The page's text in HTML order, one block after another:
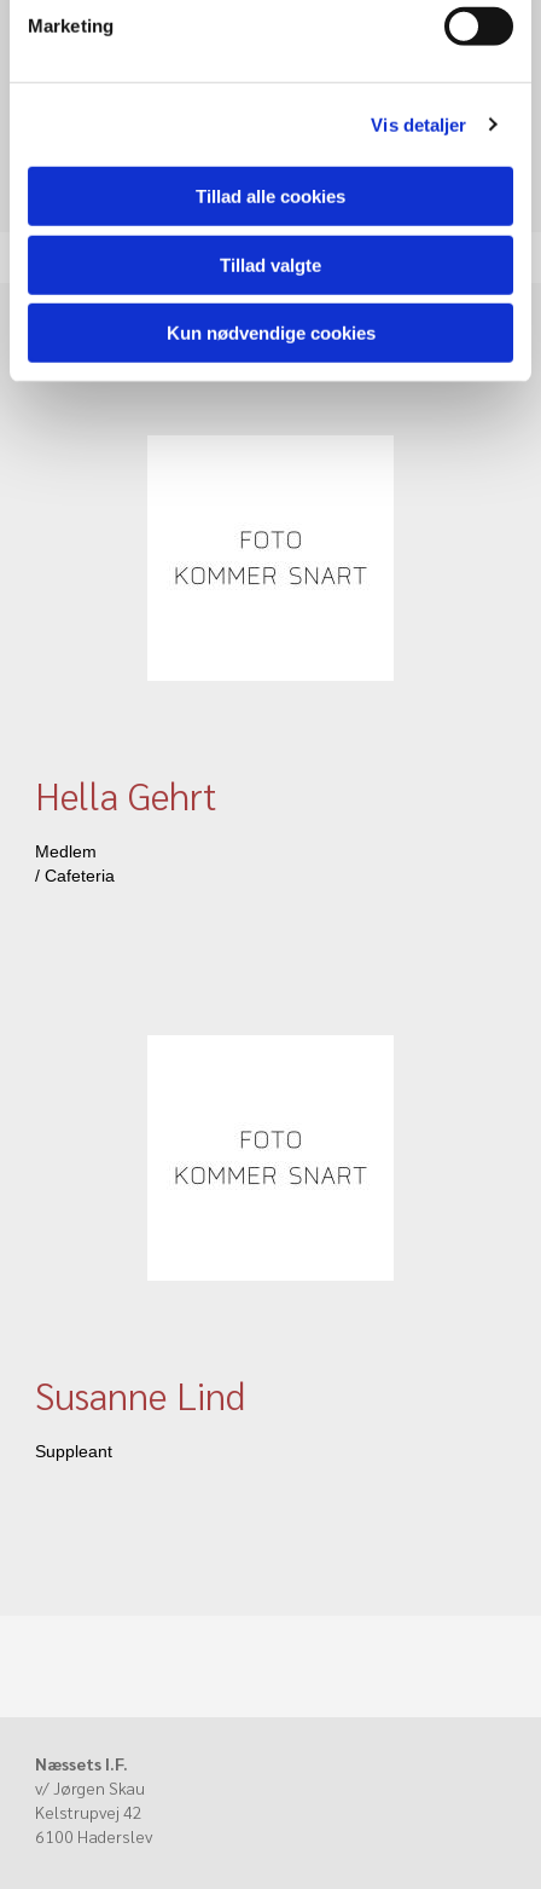
Marketing
Vis detaljer
Tillad alle cookies
Tillad valgte
Kun nødvendige cookies
Sekretær
Hella Gehrt
Medlem
/ Cafeteria
Susanne Lind
Suppleant
Næssets I.F.
v/ Jørgen Skau
Kelstrupvej 42
6100 Haderslev